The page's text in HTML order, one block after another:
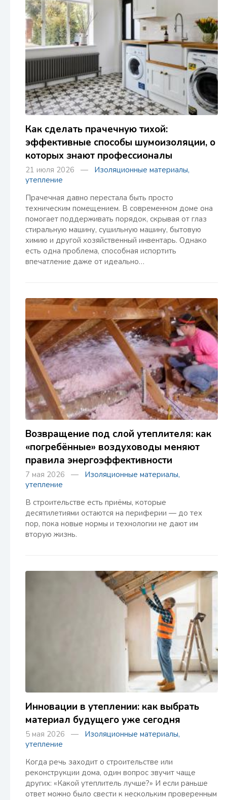
Как сделать прачечную тихой:
эффективные способы шумоизоляции, о
которых знают профессионалы
21 июля 2026 — Изоляционные материалы,
утепление
Прачечная давно перестала быть просто
техническим помещением. В современном доме она
помогает поддерживать порядок, скрывая от глаз
стиральную машину, сушильную машину, бытовую
химию и другой хозяйственный инвентарь. Однако
есть одна проблема, способная испортить
впечатление даже от идеально…
Возвращение под слой утеплителя: как
«погребённые» воздуховоды меняют
правила энергоэффективности
7 мая 2026 — Изоляционные материалы,
утепление
В строительстве есть приёмы, которые
десятилетиями остаются на периферии — до тех
пор, пока новые нормы и технологии не дают им
вторую жизнь.
Инновации в утеплении: как выбрать
материал будущего уже сегодня
5 мая 2026 — Изоляционные материалы,
утепление
Когда речь заходит о строительстве или
реконструкции дома, один вопрос звучит чаще
других: «Какой утеплитель лучше?» И если раньше
ответ можно было свести к нескольким проверенным